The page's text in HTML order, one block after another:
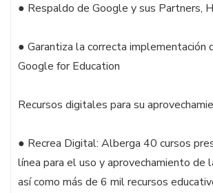
● Respaldo de Google y sus Partners,
● Garantiza la correcta implementación
Google for Education
Recursos digitales para su
● Recrea Digital: Alberga 40 cursos
línea para el uso y aprovechamiento de
así como más de 6 mil recursos